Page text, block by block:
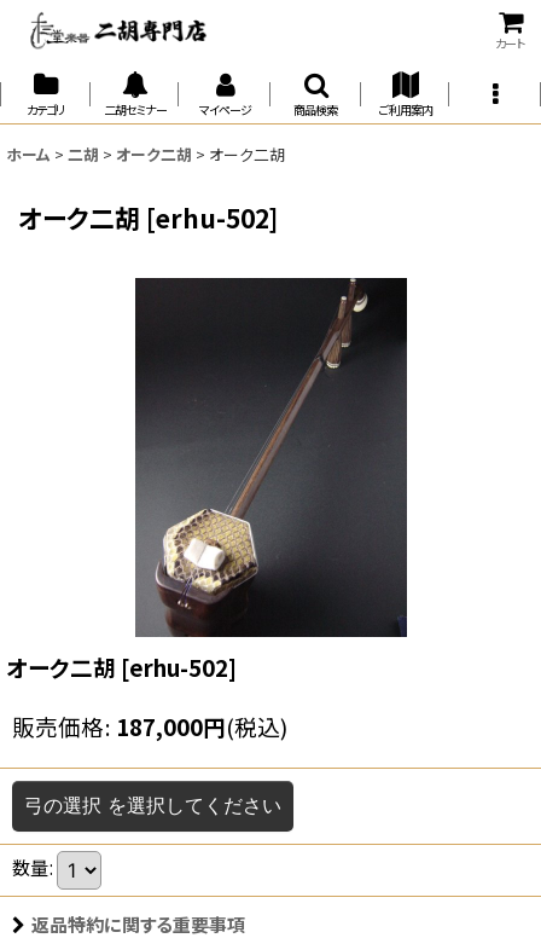
カート
カテゴリ 二胡セミナー マイページ 商品検索 ご利用案内
ホーム > 二胡 > オーク二胡 > オーク二胡
オーク二胡 [erhu-502]
オーク二胡 [erhu-502]
販売価格: 187,000円(税込)
弓の選択 を選択してください
数量:
返品特約に関する重要事項